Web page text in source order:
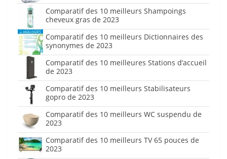
Comparatif des 10 meilleurs Shampoings
cheveux gras de 2023
Comparatif des 10 meilleurs Dictionnaires des
synonymes de 2023
Comparatif des 10 meilleures Stations d’accueil
de 2023
Comparatif des 10 meilleurs Stabilisateurs
gopro de 2023
Comparatif des 10 meilleurs WC suspendu de
2023
Comparatif des 10 meilleurs TV 65 pouces de
2023